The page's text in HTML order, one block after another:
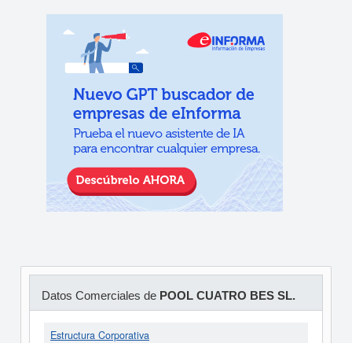
Datos Comerciales de POOL CUATRO BES SL.
Estructura Corporativa